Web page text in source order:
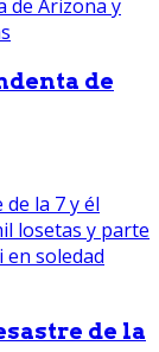
de
de la